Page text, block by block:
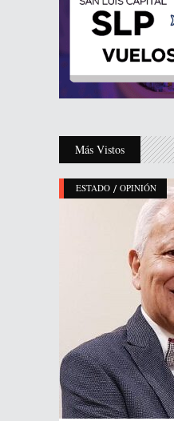
Más Vistos
ESTADO / OPINIÓN